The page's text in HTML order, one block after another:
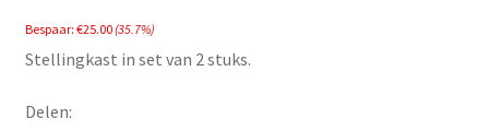
was:
is:
Bespaar: €25.00(35.7%)
Stellingkast in set van 2 stuks.
Delen: